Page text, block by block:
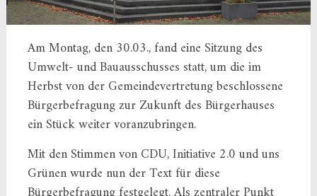
Am Montag, den 30.03., fand eine Sitzung des
Umwelt- und Bauausschusses statt, um die im
Herbst von der Gemeindevertretung beschlossene
Bürgerbefragung zur Zukunft des Bürgerhauses
ein Stück weiter voranzubringen.
Mit den Stimmen von CDU, Initiative 2.0 und uns
Grünen wurde nun der Text für diese